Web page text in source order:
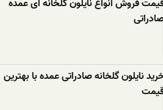
فروش انواع نایلون گلخانه ای عمده
نایلون گلخانه صادراتی عمده با بهترین